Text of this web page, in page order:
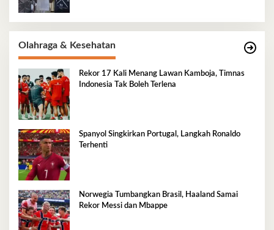
Olahraga & Kesehatan
Rekor 17 Kali Menang Lawan Kamboja, Timnas
Indonesia Tak Boleh Terlena
Spanyol Singkirkan Portugal, Langkah Ronaldo
Terhenti
Norwegia Tumbangkan Brasil, Haaland Samai
Rekor Messi dan Mbappe